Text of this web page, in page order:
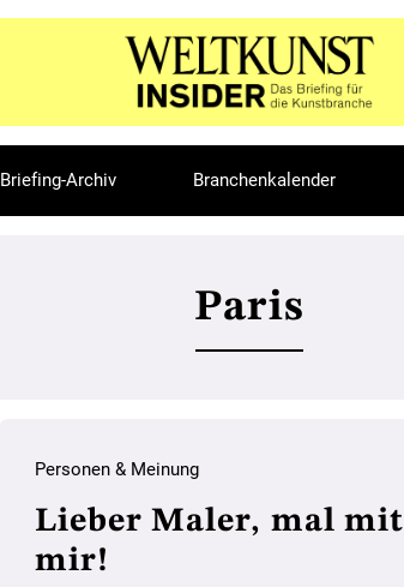
Briefing-Archiv Branchenkalender
Paris
Personen & Meinung
Lieber Maler, mal mit
mir!